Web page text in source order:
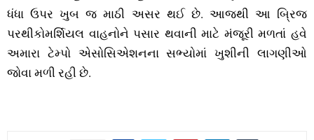
ધંધા ઉપર ખુબ જ માઠી અસર થઈ છે. આજથી આ બ્રિજ
પરથીકોમર્શિયલ વાહનોને પસાર થવાની માટે મંજૂરી મળતાં હવે
અમારા ટેમ્‍પો એસોસિએશનના સભ્‍યોમાં ખુશીની લાગણીઓ
જોવા મળી રહી છે.